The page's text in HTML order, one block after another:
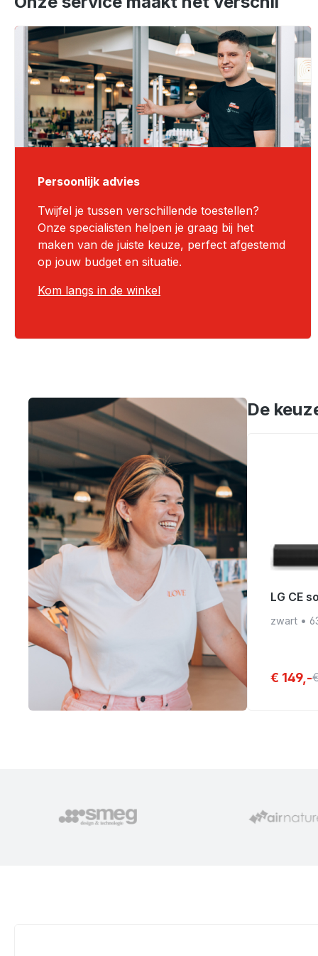
Persoonlijk advies
Twijfel je tussen verschillende toestellen?
Onze specialisten helpen je graag bij het
maken van de juiste keuze, perfect afgestemd
op jouw budget en situatie.
Kom langs in de winkel
Skip
De
LG CE
zwart •
€ 149,-